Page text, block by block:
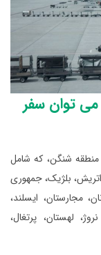
توان سفر
منطقه شنگن، که شامل
بلژیک، جمهوری
مجارستان، ایسلند،
لهستان، پرتغال،